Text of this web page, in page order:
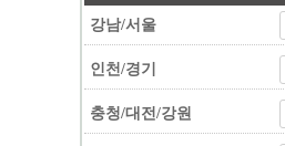
강남/서울
인천/경기
충청/대전/강원